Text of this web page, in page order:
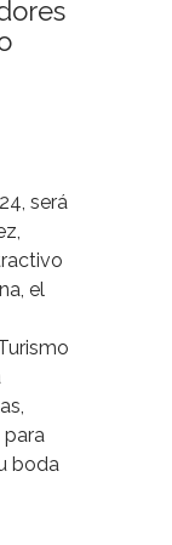
será
el
para
boda